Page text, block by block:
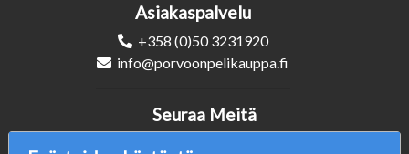
Asiakaspalvelu
+358 (0)50 3231920
info@porvoonpelikauppa.fi
Seuraa Meitä